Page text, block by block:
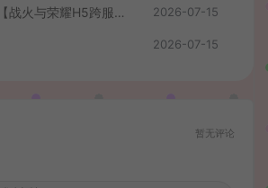
Q版放置冒险H5【战火与荣耀H5跨服版】最新整理单机一键即玩镜像端+Linux手工服务端+简易安卓+CDK授权后台+详细搭建教程 2026-07-15
2026-07-15
暂无评论